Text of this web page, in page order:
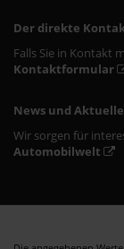
Der direkte
Falls Sie in Kontakt
Kontaktformular
News und
Wir sorgen für
Automobilwelt